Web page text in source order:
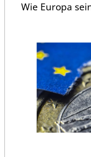
Wie Europa